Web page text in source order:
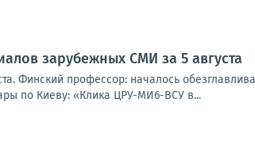
зарубежных СМИ за 5 августа
Финский профессор: началось
по Киеву: «Клика ЦРУ-МИ6-ВСУ в...